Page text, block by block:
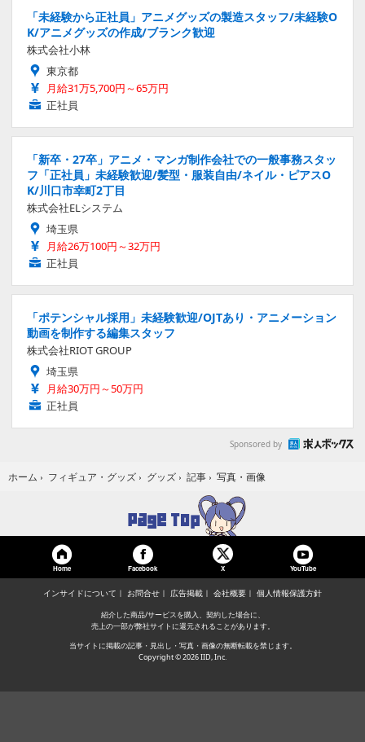
「未経験から正社員」アニメグッズの製造スタッフ/未経験O
K/アニメグッズの作成/ブランク歓迎
株式会社小林
東京都
月給31万5,700円～65万円
正社員
「新卒・27卒」アニメ・マンガ制作会社での一般事務スタッ
フ「正社員」未経験歓迎/髪型・服装自由/ネイル・ピアスO
K/川口市幸町2丁目
株式会社ELシステム
埼玉県
月給26万100円～32万円
正社員
「ポテンシャル採用」未経験歓迎/OJTあり・アニメーション
動画を制作する編集スタッフ
株式会社RIOT GROUP
埼玉県
月給30万円～50万円
正社員
Sponsored by
ホーム › フィギュア・グッズ › グッズ › 記事 › 写真・画像
Home Facebook X YouTube
インサイドについて お問合せ 広告掲載 会社概要 個人情報保護方針
紹介した商品/サービスを購入、契約した場合に、
売上の一部が弊社サイトに還元されることがあります。
当サイトに掲載の記事・見出し・写真・画像の無断転載を禁じます。
Copyright © 2026 IID, Inc.